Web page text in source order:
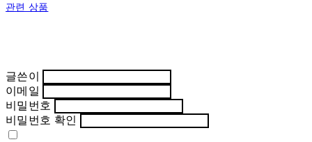
관련 상품
글쓴이
이메일
비밀번호
비밀번호 확인